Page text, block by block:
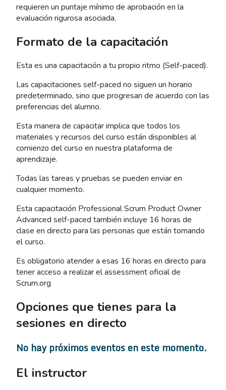
requieren un puntaje mínimo de aprobación en la
evaluación rigurosa asociada.
Formato de la capacitación
Esta es una capacitación a tu propio ritmo (Self-paced).
Las capacitaciones self-paced no siguen un horario
predeterminado, sino que progresan de acuerdo con las
preferencias del alumno.
Esta manera de capacitar implica que todos los
materiales y recursos del curso están disponibles al
comienzo del curso en nuestra plataforma de
aprendizaje.
Todas las tareas y pruebas se pueden enviar en
cualquier momento.
Esta capacitación Professional Scrum Product Owner
Advanced self-paced también incluye 16 horas de
clase en directo para las personas que están tomando
el curso.
Es obligatorio atender a esas 16 horas en directo para
tener acceso a realizar el assessment oficial de
Scrum.org
Opciones que tienes para la
sesiones en directo
No hay próximos eventos en este momento.
El instructor